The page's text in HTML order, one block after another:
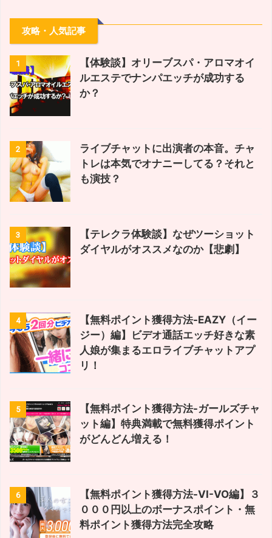
攻略・人気記事
1
【体験談】オリーブスパ・アロマオイ
ルエステでナンパエッチが成功する
か？
2
ライブチャットに出演者の本音。チャ
トレは本気でオナニーしてる？それと
も演技？
3
【テレクラ体験談】なぜツーショット
ダイヤルがオススメなのか【悲劇】
4
【無料ポイント獲得方法-EAZY（イー
ジー）編】ビデオ通話エッチ好きな素
人娘が集まるエロライブチャットアプ
リ！
5
【無料ポイント獲得方法-ガールズチャ
ット編】特典満載で無料獲得ポイント
がどんどん増える！
6
【無料ポイント獲得方法-VI-VO編】３
０００円以上のボーナスポイント・無
料ポイント獲得方法完全攻略